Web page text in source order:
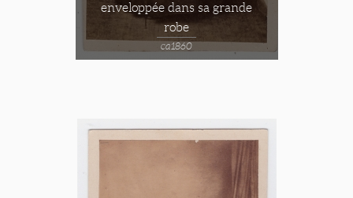
enveloppée dans sa grande
robe
ca1860